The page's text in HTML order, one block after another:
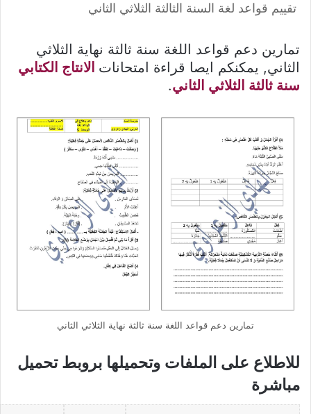
تقييم قواعد لغة السنة الثالثة الثلاثي الثاني
تمارين دعم قواعد اللغة سنة ثالثة نهاية الثلاثي
الثاني, يمكنكم ايصا قراءة امتحانات الانتاج الكتابي
سنة ثالثة الثلاثي الثاني.
تمارين دعم قواعد اللغة سنة ثالثة نهاية الثلاثي الثاني
للاطلاع على الملفات وتحميلها بروبط تحميل
مباشرة